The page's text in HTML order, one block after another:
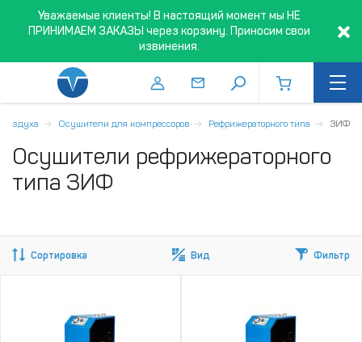
Уважаемые клиенты! В настоящий момент мы НЕ
ПРИНИМАЕМ ЗАКАЗЫ через корзину. Приносим свои
извинения.
воздуха Осушители для компрессоров Рефрижераторного типа ЗИФ
Осушители рефрижераторного
типа ЗИФ
Сортировка Вид Фильтр